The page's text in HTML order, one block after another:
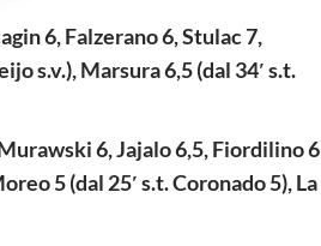
6, Falzerano 6, Stulac 7,
s.v.), Marsura 6,5 (dal 34′ s.t.
6, Jajalo 6,5, Fiordilino 6
5 (dal 25′ s.t. Coronado 5), La